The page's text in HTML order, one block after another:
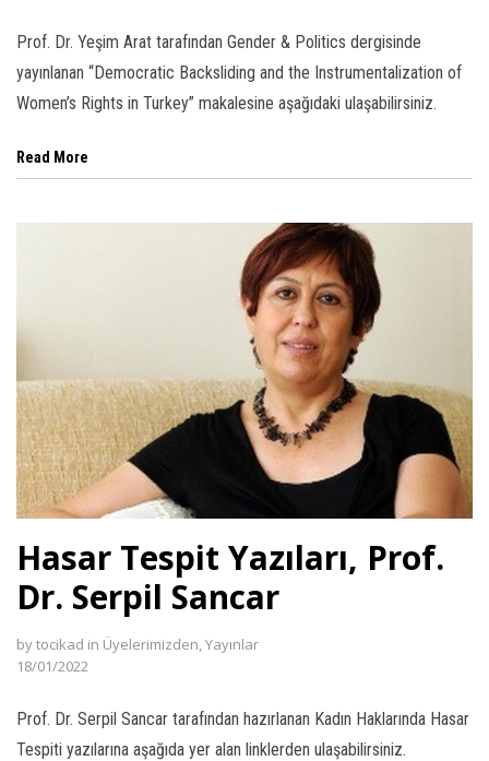
Prof. Dr. Yeşim Arat tarafından Gender & Politics dergisinde
yayınlanan “Democratic Backsliding and the Instrumentalization of
Women’s Rights in Turkey” makalesine aşağıdaki ulaşabilirsiniz.
Read More
Hasar Tespit Yazıları, Prof.
Dr. Serpil Sancar
bytocikad in Üyelerimizden,Yayınlar
18/01/2022
Prof. Dr. Serpil Sancar tarafından hazırlanan Kadın Haklarında Hasar
Tespiti yazılarına aşağıda yer alan linklerden ulaşabilirsiniz.